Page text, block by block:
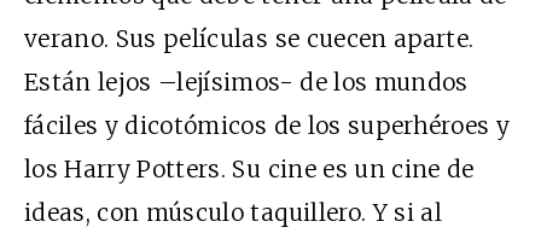
verano. Sus películas se cuecen aparte.
Están lejos –lejísimos- de los mundos
fáciles y dicotómicos de los superhéroes y
los Harry Potters. Su cine es un cine de
ideas, con músculo taquillero. Y si al